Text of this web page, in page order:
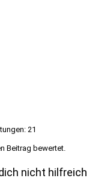
21
Beitrag bewertet.
nicht hilfreich